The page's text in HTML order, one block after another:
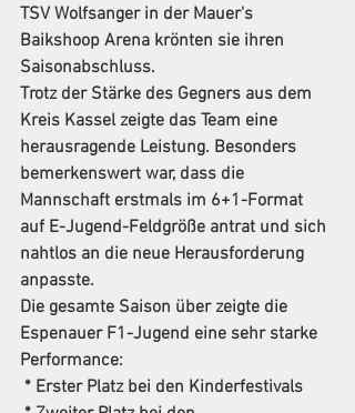
TSV Wolfsanger in der Mauer's
Baikshoop Arena krönten sie ihren
Saisonabschluss.
Trotz der Stärke des Gegners aus dem
Kreis Kassel zeigte das Team eine
herausragende Leistung. Besonders
bemerkenswert war, dass die
Mannschaft erstmals im 6+1-Format
auf E-Jugend-Feldgröße antrat und sich
nahtlos an die neue Herausforderung
anpasste.
Die gesamte Saison über zeigte die
Espenauer F1-Jugend eine sehr starke
Performance:
* Erster Platz bei den Kinderfestivals